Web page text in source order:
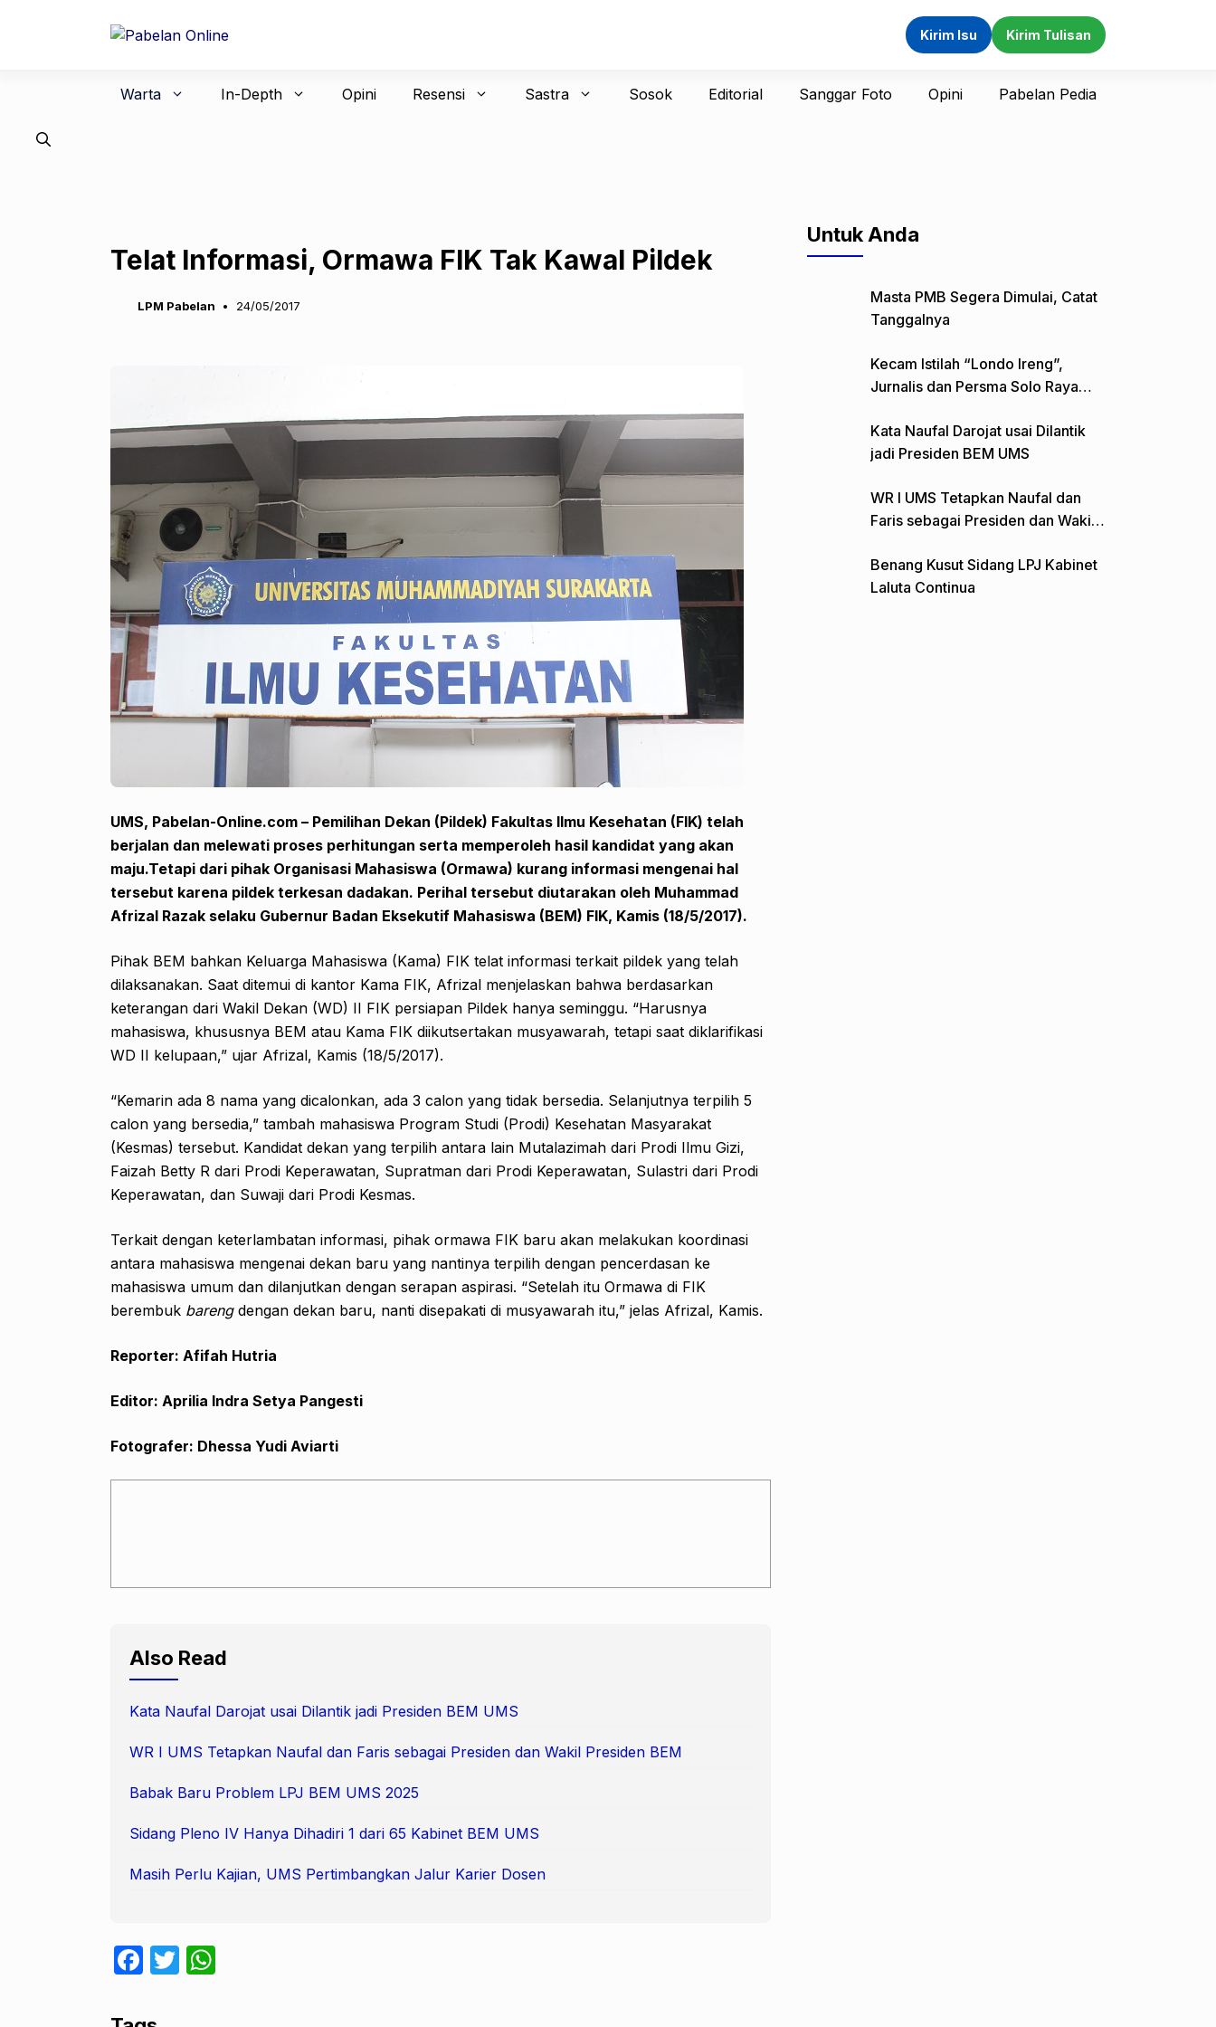
Kirim Isu Kirim Tulisan
Warta In-Depth Opini Resensi Sastra Sosok Editorial Sanggar Foto Opini Pabelan Pedia
Telat Informasi, Ormawa FIK Tak Kawal Pildek
LPM Pabelan 24/05/2017
UMS, Pabelan-Online.com – Pemilihan Dekan (Pildek) Fakultas Ilmu Kesehatan (FIK) telah
berjalan dan melewati proses perhitungan serta memperoleh hasil kandidat yang akan
maju.Tetapi dari pihak Organisasi Mahasiswa (Ormawa) kurang informasi mengenai hal
tersebut karena pildek terkesan dadakan. Perihal tersebut diutarakan oleh Muhammad
Afrizal Razak selaku Gubernur Badan Eksekutif Mahasiswa (BEM) FIK, Kamis (18/5/2017).
Pihak BEM bahkan Keluarga Mahasiswa (Kama) FIK telat informasi terkait pildek yang telah
dilaksanakan. Saat ditemui di kantor Kama FIK, Afrizal menjelaskan bahwa berdasarkan
keterangan dari Wakil Dekan (WD) II FIK persiapan Pildek hanya seminggu. “Harusnya
mahasiswa, khususnya BEM atau Kama FIK diikutsertakan musyawarah, tetapi saat diklarifikasi
WD II kelupaan,” ujar Afrizal, Kamis (18/5/2017).
“Kemarin ada 8 nama yang dicalonkan, ada 3 calon yang tidak bersedia. Selanjutnya terpilih 5
calon yang bersedia,” tambah mahasiswa Program Studi (Prodi) Kesehatan Masyarakat
(Kesmas) tersebut. Kandidat dekan yang terpilih antara lain Mutalazimah dari Prodi Ilmu Gizi,
Faizah Betty R dari Prodi Keperawatan, Supratman dari Prodi Keperawatan, Sulastri dari Prodi
Keperawatan, dan Suwaji dari Prodi Kesmas.
Terkait dengan keterlambatan informasi, pihak ormawa FIK baru akan melakukan koordinasi
antara mahasiswa mengenai dekan baru yang nantinya terpilih dengan pencerdasan ke
mahasiswa umum dan dilanjutkan dengan serapan aspirasi. “Setelah itu Ormawa di FIK
berembuk barengdengan dekan baru, nanti disepakati di musyawarah itu,” jelas Afrizal, Kamis.
Reporter: Afifah Hutria
Editor: Aprilia Indra Setya Pangesti
Fotografer: Dhessa Yudi Aviarti
Also Read
Kata Naufal Darojat usai Dilantik jadi Presiden BEM UMS
WR I UMS Tetapkan Naufal dan Faris sebagai Presiden dan Wakil Presiden BEM
Babak Baru Problem LPJ BEM UMS 2025
Sidang Pleno IV Hanya Dihadiri 1 dari 65 Kabinet BEM UMS
Masih Perlu Kajian, UMS Pertimbangkan Jalur Karier Dosen
F
c
T
Untuk Anda
Masta PMB Segera Dimulai, Catat
Tanggalnya
Kecam Istilah “Londo Ireng”,
Jurnalis dan Persma Solo Raya
Kata Naufal Darojat usai Dilantik
jadi Presiden BEM UMS
WR I UMS Tetapkan Naufal dan
Faris sebagai Presiden dan Wakil
Benang Kusut Sidang LPJ Kabinet
Laluta Continua